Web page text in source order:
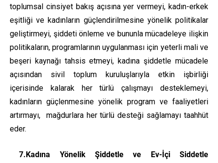
toplumsal cinsiyet bakış açısına yer vermeyi, kadın-erkek
eşitliği ve kadınların güçlendirilmesine yönelik politikalar
geliştirmeyi, şiddeti önleme ve bununla mücadeleye ilişkin
politikaların, programlarının uygulanması için yeterli mali ve
beşeri kaynağı tahsis etmeyi, kadına şiddetle mücadele
açısından sivil toplum kuruluşlarıyla etkin işbirliği
içerisinde kalarak her türlü çalışmayı desteklemeyi,
kadınların güçlenmesine yönelik program ve faaliyetleri
artırmayı, mağdurlara her türlü desteği sağlamayı taahhüt
eder.
7.Kadına Yönelik Şiddetle ve Ev-İçi Siddetle